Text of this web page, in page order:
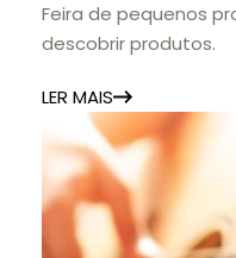
Feira de pequenos
descobrir produtos.
LER MAIS